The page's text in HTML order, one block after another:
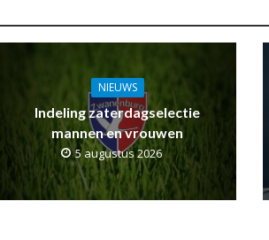
NIEUWS
Indeling zaterdagselectie
mannen en vrouwen
5 augustus 2026